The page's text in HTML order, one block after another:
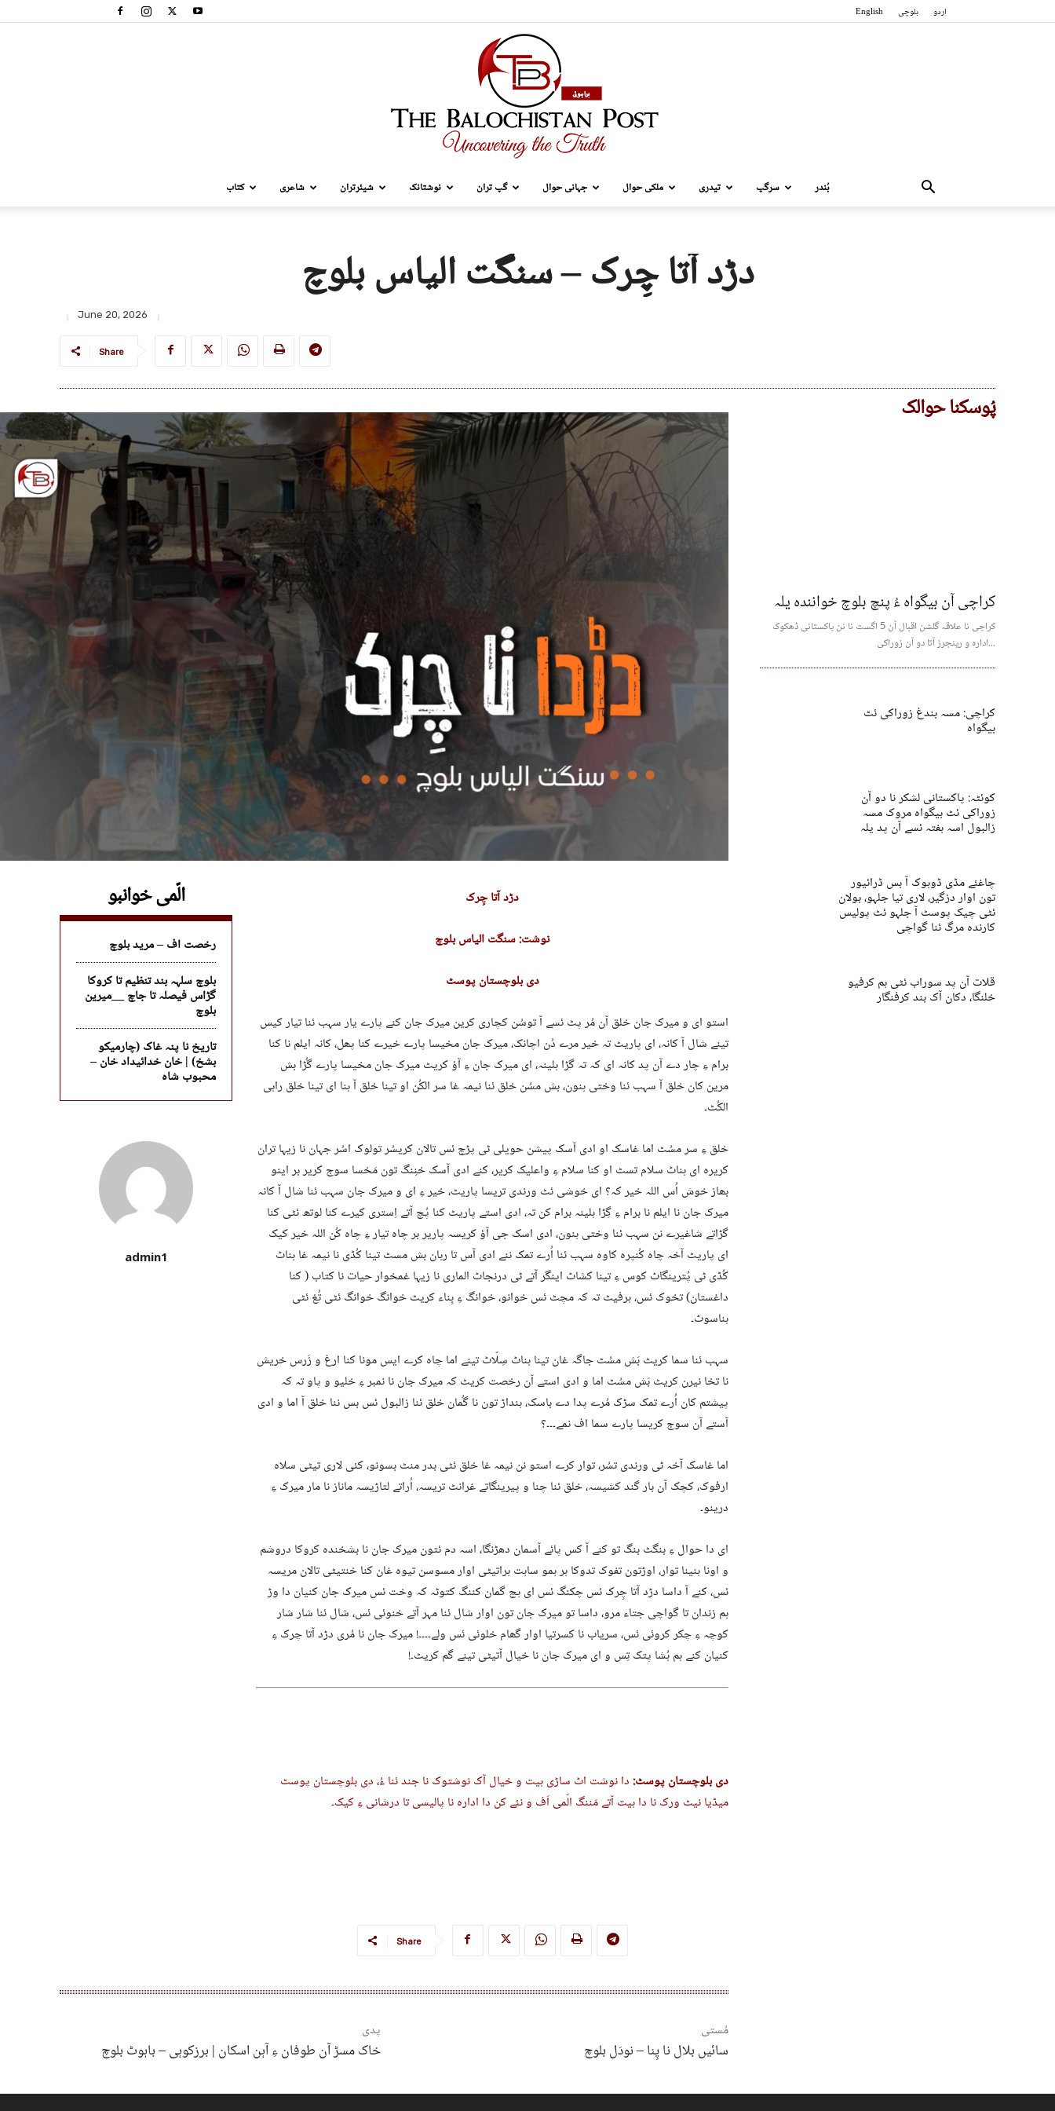
English بلوچی اردو
بُندر سرگپ تیدری ملکی حوال جہانی حوال گپ تران نوشتانک شیئرتران شاعری کتاب
دڑد آتا چِرک – سنگت الیاس بلوچ
June 20, 2026
Share
الّمی خوانبو
رخصت اف – مرید بلوچ
بلوچ سلہہ بند تنظیم تا کروکا
گڑاس فیصلہ تا جاچ __میرین
بلوچ
تاریخ نا پنہ غاک (چارمیکو
بشخ) | خان خدائیداد خان –
محبوب شاہ
admin1
دڑد آتا چِرک
نوشت: سنگت الیاس بلوچ
دی بلوچستان پوسٹ
استو ای و میرک جان خلق آن مُر پٹ ئسے آ توسُن کچاری کرین میرک جان کنے پارے یار سہب ئنا تیار کیس
تینے شال آ کانہ، ای پاریٹ تہ خیر مرے دُن اچانک، میرک جان مخیسا پارے خیرے کنا پھل، کانہ ایلم نا کنا
برام ءِ چار دے آن پد کانہ ای کہ تہ گڑا ہلینہ، ای میرک جان ءِ آؤ کریٹ میرک جان مخیسا پارے گُڑا بش
مرین کان خلق آ سہب ئنا وختی ہنون، بش مسُن خلق ئنا نیمہ غا سر الکُن او تینا خلق آ ہنا ای تینا خلق راہی
الکُٹ۔
خلق ءِ سر مسُٹ اما غاسک او ادی آسک پیشن حویلی ٹی پڑچ ئس تالان کریسُر تولوک اسُر جہان نا زیہا تران
کریرہ ای ہناٹ سلام تسٹ او کنا سلام ءِ واعلیک کریر، کنے ادی آسک خنِنگ تون مَخسا سوج کریر بر اینو
بھاز خوش اُس اللہ خیر کہ؟ ای خوشی ئٹ ورندی تریسا پاریٹ، خیر ءِ ای و میرک جان سہب ئنا شال آ کانہ
میرک جان نا ایلم نا برام ءِ گِڑا ہلینہ برام کن تہ، ادی استے پاریٹ کنا پُچ آتے اِستری کیرے کنا لوتھ ئٹی کنا
گڑاتے شاغیرے نن سہب ئنا وختی ہنون، ادی اسک جی آؤ کریسہ پاریر بر چاہ تیار ءِ چاہ کُن اللہ خیر کیک
ای پاریٹ آخہ چاہ کُنپرہ کاوہ سہب ئنا اُرے تمک ننے ادی آس تا رہان بش مسٹ تینا کُڈی نا نیمہ غا ہناٹ
کُڈی ٹی پُترینگاٹ کوس ءِ تینا کشاٹ اینگر آتے ٹی درنجاٹ الماری نا زیہا غمخوار حیات نا کتاب ( کنا
داغستان) تخوک ئس، ہرفیٹ تہ کہ مچٹ ئس خوانو، خوانگ ءِ بِناء کریٹ خوانگ خوانگ ئٹی تُغ ئٹی
ہناسوٹ۔
سہب ئنا سما کریٹ بَش مسُٹ جاگہ غان تینا ہناٹ سِلّاٹ تینے اما چاہ کرے ایس مونا کنا ارغ و زَرس خریش
نا تخا نیرن کریٹ بَش مسُٹ اما و ادی استے آن رخصت کریٹ کہ میرک جان نا نمبر ءِ خلیو و پاو تہ کہ
پیشتم کان اُرے تمک سڑک مُرے پدا دے باسک، ہنداڑ تون نا گُمان خلق ئنا زالبول ئس بس ننا خلق آ اما و ادی
آستے آن سوج کریسا پارے سما اف نمے۔۔۔؟
اما غاسک آخہ ٹی ورندی تسُر، توار کرے استو نن نیمہ غا خلق ئٹی بدر منٹ بسونو، کئی لاری تیٹی سلاہ
ارفوک، کچک آن بار گند کشیسہ، خلق ئنا چنا و پیرینگاتے غرانٹ تریسہ، اُراتے لتاڑیسہ ماناز نا مار میرک ءِ
درینو۔
ای دا حوال ءِ بنگٹ بنگ تو کنے آ کس پائے آسمان دھڑنگا، اسہ دم ئتون میرک جان نا بشخندہ کروکا دروشم
و اونا ہنینا توار، اوڑتون تفوک تدوکا ہر ہمو ساہت ہراتیٹی اوار مسوسن تیوہ غان کنا خنتیٹی تالان مریسہ
ئس، کنے آ داسا دڑد آتا چِرک ئس چکنگ ئس ای ہچ گمان کننگ کتوٹہ کہ وخت ئس میرک جان کنیان دا وڑ
ہم زندان تا گواچی جتاء مرو، داسا تو میرک جان تون اوار شال ئنا مہر آتے خنوئی ئس، شال ئنا شار شار
کوچہ ءِ چکر کروئی ئس، سریاب نا کسرتیا اوار گھام خلوئی ئس ولے۔۔۔۔! میرک جان نا مُری دڑد آتا چرک ءِ
کنیان کنے ہم ہُشا پتک تِس و ای میرک جان نا خیال آتیٹی تینے گم کریٹ۔!
دی بلوچستان پوسٹ:دا نوشت اٹ ساڑی ہیت و خیال آک نوشتوک نا جند ئنا ءُ، دی بلوچستان پوسٹ
میڈیا نیٹ ورک نا دا ہیت آتے مَننگ الّمی اَف و نئے کن دا ادارہ نا پالیسی تا درشانی ءِ کیک۔
Share
پدی
خاک مسڑ آن طوفان ءِ آہن اسکان | برزکوہی – باہوٹ بلوچ
مُستی
سائیں بلال نا پِنا – نودَل بلوچ
پُوسکنا حوالک
کراچی آن بیگواہ ءُ پنچ بلوچ خوانندہ یلہ
کراچی نا علاقہ گلشن اقبال آن 5 اگست نا نن پاکستانی ڈھکوک
ادارہ و رینجرز آتا دو آن زوراکی...
کراچی: مسہ بندغ زوراکی ئٹ
بیگواہ
کوئٹہ: پاکستانی لشکر نا دو آن
زوراکی ئٹ بیگواہ مروک مسہ
زالبول اسہ ہفتہ ئسے آن پد یلہ
چاغئے مڈی ڈوہوک آ بس ڈرائیور
تون اوار دزگیر، لاری تیا جلہو، بولان
ئٹی چیک پوسٹ آ جلہو ئٹ پولیس
کارندہ مرگ ئنا گواچی
قلات آن پد سوراب ئٹی ہم کرفیو
خلنگا، دکان آک بند کرفنگار